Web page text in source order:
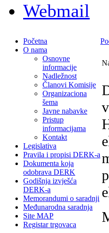
Webmail
Početna
O nama
Osnovne
informacije
Nadležnost
Članovi Komisije
Organizaciona
šema
Javne nabavke
Pristup
informacijama
Kontakt
Legislativa
Pravila i propisi DERK-a
Dokumenta koja
odobrava DERK
Godišnja izvješća
DERK-a
Memorandumi o saradnji
Međunarodna saradnja
Site MAP
Registar trgovaca